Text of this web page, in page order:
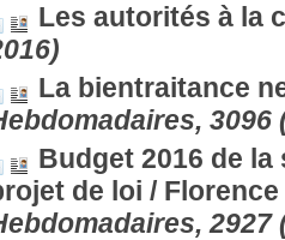
Les autorités à la
La bientraitance
3096
Budget 2016 de
de loi /
2927